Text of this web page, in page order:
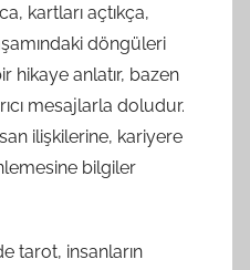
kartları açtıkça,
döngüleri
hikaye anlatır, bazen
mesajlarla doludur.
ilişkilerine, kariyere
bilgiler
tarot, insanların